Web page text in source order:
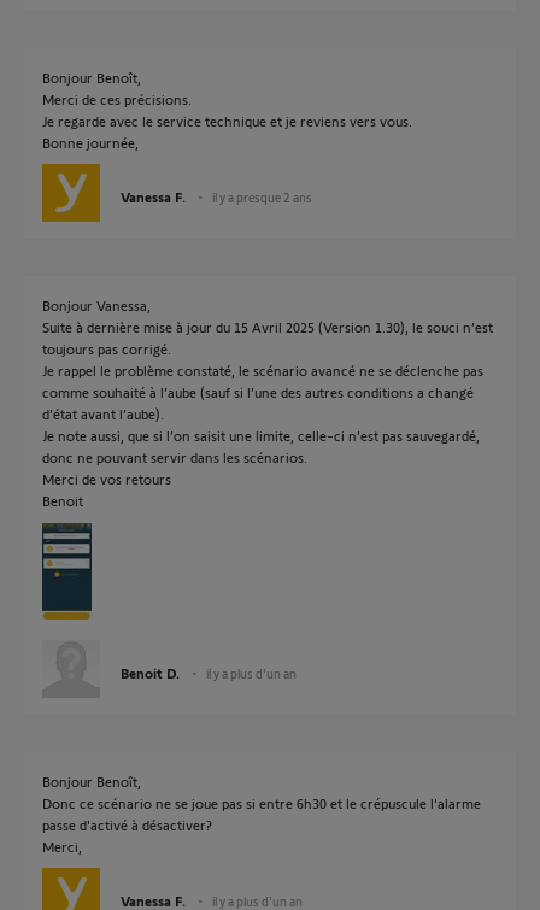
Bonjour Benoît,
Merci de ces précisions.
Je regarde avec le service technique et je reviens vers vous.
Bonne journée,
Vanessa F. il y a presque 2 ans
Bonjour Vanessa,
Suite à dernière mise à jour du 15 Avril 2025 (Version 1.30), le souci n’est
toujours pas corrigé.
Je rappel le problème constaté, le scénario avancé ne se déclenche pas
comme souhaité à l’aube (sauf si l’une des autres conditions a changé
d’état avant l’aube).
Je note aussi, que si l’on saisit une limite, celle-ci n’est pas sauvegardé,
donc ne pouvant servir dans les scénarios.
Merci de vos retours
Benoit
Benoit D. il y a plus d'un an
Bonjour Benoît,
Donc ce scénario ne se joue pas si entre 6h30 et le crépuscule l'alarme
passe d'activé à désactiver?
Merci,
Vanessa F. il y a plus d'un an